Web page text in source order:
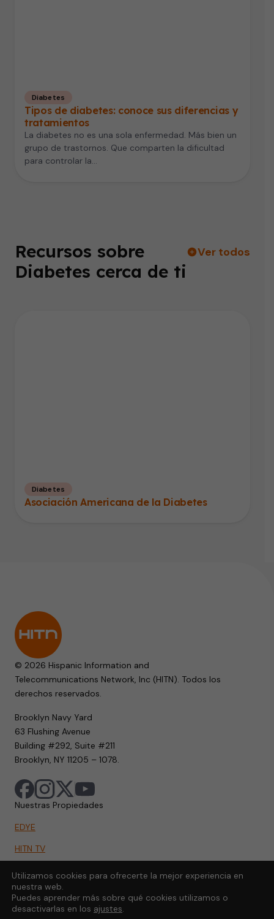
Diabetes
Tipos de diabetes: conoce sus diferencias y
tratamientos
La diabetes no es una sola enfermedad. Más bien un
grupo de trastornos. Que comparten la dificultad
para controlar la…
Recursos sobre
Diabetes cerca de ti
Ver todos
Diabetes
Asociación Americana de la Diabetes
© 2026 Hispanic Information and
Telecommunications Network, Inc (HITN). Todos los
derechos reservados.
Brooklyn Navy Yard
63 Flushing Avenue
Building #292, Suite #211
Brooklyn, NY 11205 – 1078.
Nuestras Propiedades
EDYE
HITN TV
HITN.ORG
HITN GO
Utilizamos cookies para ofrecerte la mejor experiencia en
nuestra web.
Puedes aprender más sobre qué cookies utilizamos o
desactivarlas en los ajustes.